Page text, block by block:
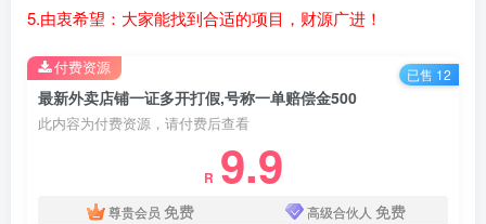
5.由衷希望：大家能找到合适的项目，财源广进！
最新外卖店铺一证多开打假,号称一单赔偿金500
此内容为付费资源，请付费后查看
R 9.9
尊贵会员 免费 高级合伙人 免费
付费资源 已售 12